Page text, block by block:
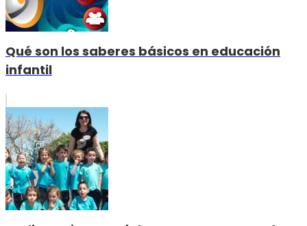
Qué son los saberes básicos en educación
infantil